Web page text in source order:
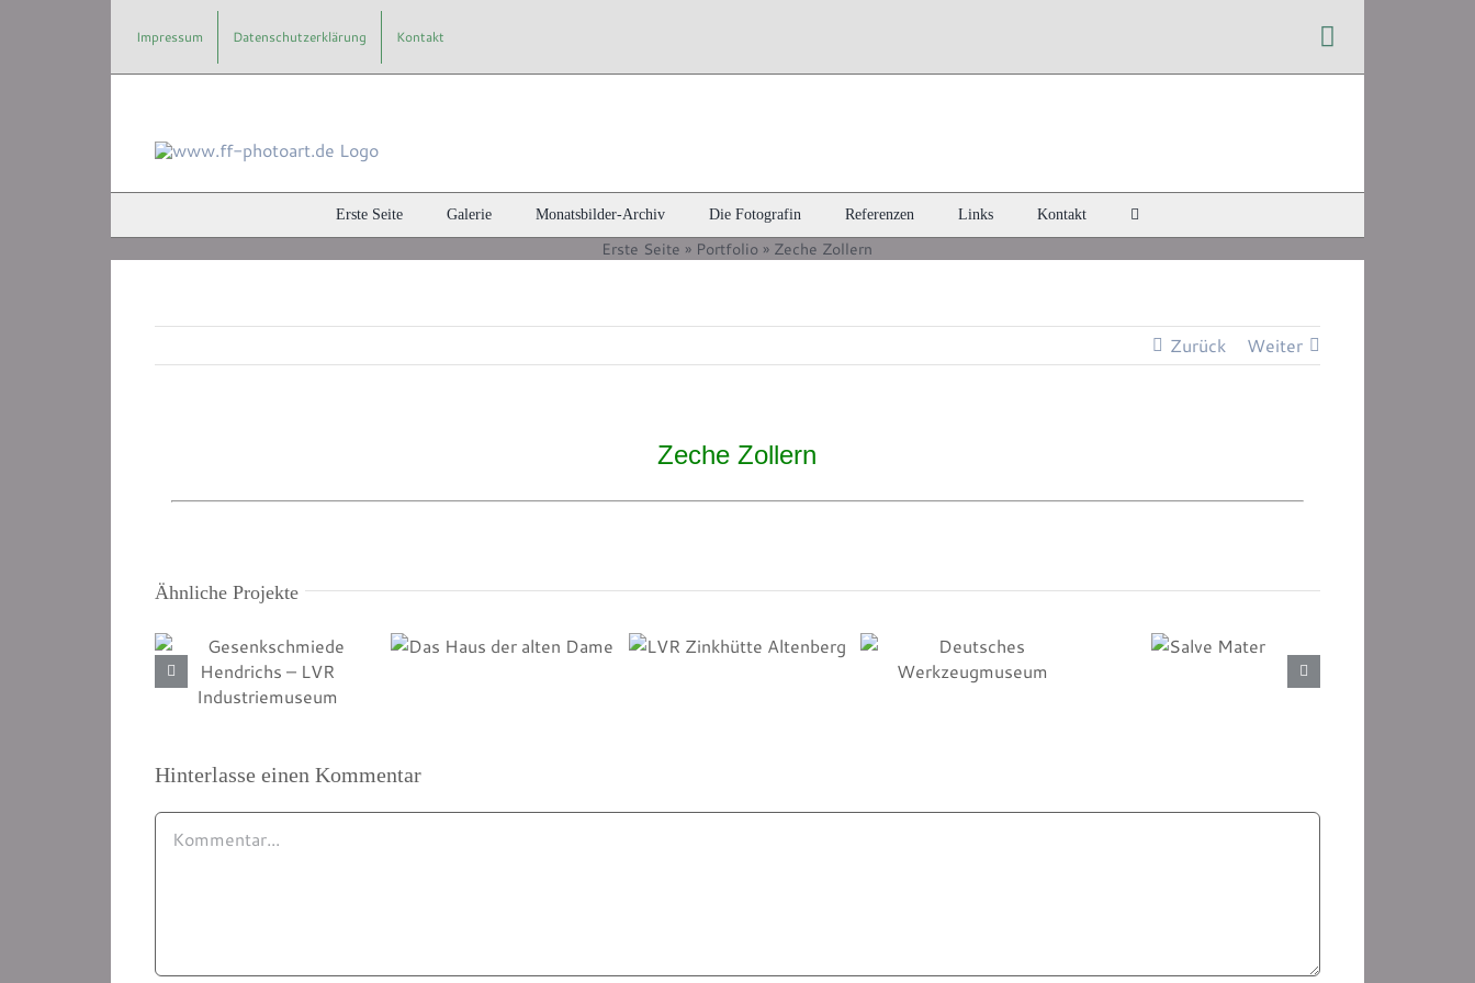
Impressum Datenschutzerklärung Kontakt Instagram
Erste Seite Galerie Monatsbilder-Archiv Die Fotografin Referenzen Links Kontakt
Erste Seite » Portfolio » Zeche Zollern
Zurück Weiter
Zeche Zollern
Ähnliche Projekte
Gesenkschmiede
Industriemuseum
Das Haus der alten Dame
Altenberg
Werkzeugmuseum
Mater
Hinterlasse einen Kommentar
Kommentar